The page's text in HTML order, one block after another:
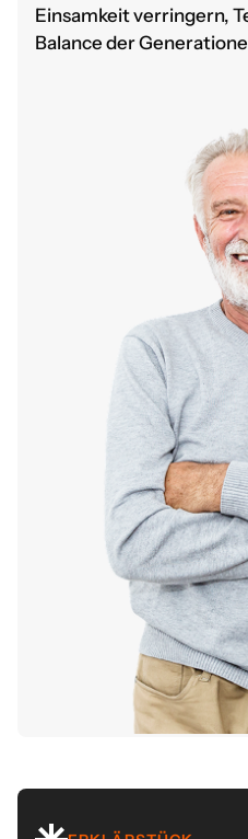
Einsamkeit verringern,
Balance der